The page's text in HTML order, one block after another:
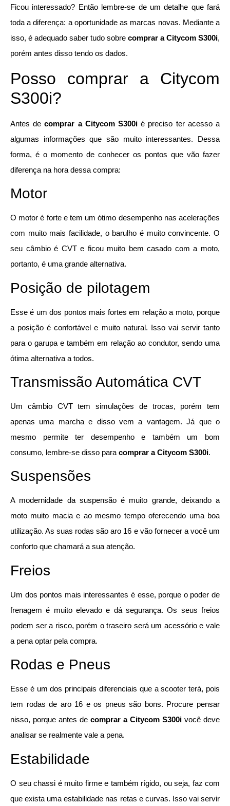
Ficou interessado? Então lembre-se de um detalhe que fará
toda a diferença: a oportunidade as marcas novas. Mediante a
isso, é adequado saber tudo sobre comprar a Citycom S300i,
porém antes disso tendo os dados.
Posso comprar a Citycom
S300i?
Antes decomprar a Citycom S300i é preciso ter acesso a
algumas informações que são muito interessantes. Dessa
forma, é o momento de conhecer os pontos que vão fazer
diferença na hora dessa compra:
Motor
O motor é forte e tem um ótimo desempenho nas acelerações
com muito mais facilidade, o barulho é muito convincente. O
seu câmbio é CVT e ficou muito bem casado com a moto,
portanto, é uma grande alternativa.
Posição de pilotagem
Esse é um dos pontos mais fortes em relação a moto, porque
a posição é confortável e muito natural. Isso vai servir tanto
para o garupa e também em relação ao condutor, sendo uma
ótima alternativa a todos.
Transmissão Automática CVT
Um câmbio CVT tem simulações de trocas, porém tem
apenas uma marcha e disso vem a vantagem. Já que o
mesmo permite ter desempenho e também um bom
consumo, lembre-se disso para comprar a Citycom S300i.
Suspensões
A modernidade da suspensão é muito grande, deixando a
moto muito macia e ao mesmo tempo oferecendo uma boa
utilização. As suas rodas são aro 16 e vão fornecer a você um
conforto que chamará a sua atenção.
Freios
Um dos pontos mais interessantes é esse, porque o poder de
frenagem é muito elevado e dá segurança. Os seus freios
podem ser a risco, porém o traseiro será um acessório e vale
a pena optar pela compra.
Rodas e Pneus
Esse é um dos principais diferenciais que a scooter terá, pois
tem rodas de aro 16 e os pneus são bons. Procure pensar
nisso, porque antes de comprar a Citycom S300i você deve
analisar se realmente vale a pena.
Estabilidade
O seu chassi é muito firme e também rígido, ou seja, faz com
que exista uma estabilidade nas retas e curvas. Isso vai servir